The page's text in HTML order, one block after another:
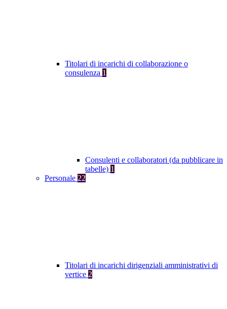
Titolari di incarichi di collaborazione o
consulenza 1
Consulenti e collaboratori (da pubblicare in
tabelle) 1
Personale 22
Titolari di incarichi dirigenziali amministrativi di
vertice 2